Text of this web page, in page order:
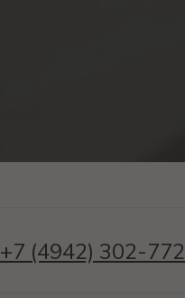
+7 (4942) 302-772